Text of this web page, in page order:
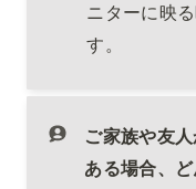
ニターに映
す。
ご家族や友
ある場合、